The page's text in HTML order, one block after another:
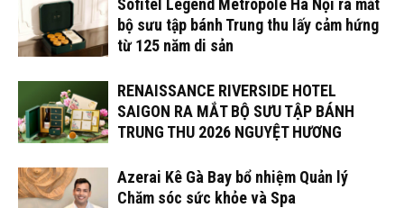
Sofitel Legend Metropole Hà Nội ra mắt
bộ sưu tập bánh Trung thu lấy cảm hứng
từ 125 năm di sản
RENAISSANCE RIVERSIDE HOTEL
SAIGON RA MẮT BỘ SƯU TẬP BÁNH
TRUNG THU 2026 NGUYỆT HƯƠNG
Azerai Kê Gà Bay bổ nhiệm Quản lý
Chăm sóc sức khỏe và Spa